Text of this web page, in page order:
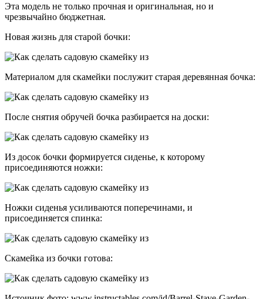
Эта модель не только прочная и оригинальная, но и
чрезвычайно бюджетная.
Новая жизнь для старой бочки:
Материалом для скамейки послужит старая деревянная бочка:
После снятия обручей бочка разбирается на доски:
Из досок бочки формируется сиденье, к которому
присоединяются ножки:
Ножки сиденья усиливаются поперечинами, и
присоединяется спинка:
Скамейка из бочки готова: